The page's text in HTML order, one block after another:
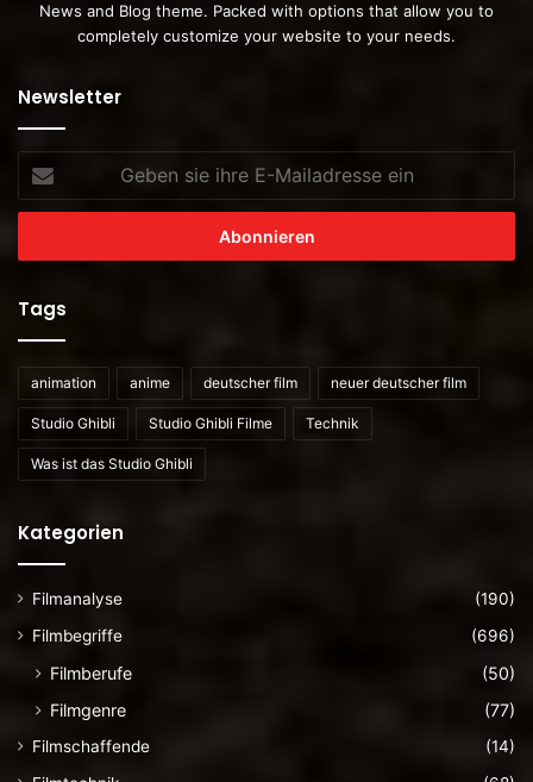
News and Blog theme. Packed with options that allow you to
completely customize your website to your needs.
Newsletter
sie
ihre
Mailadresse
Tags
animation anime deutscher film neuer deutscher film
Studio Ghibli Studio Ghibli Filme Technik
Was ist das Studio Ghibli
Kategorien
Filmanalyse
(190)
Filmbegriffe
(696)
Filmberufe
(50)
Filmgenre
(77)
Filmschaffende
(14)